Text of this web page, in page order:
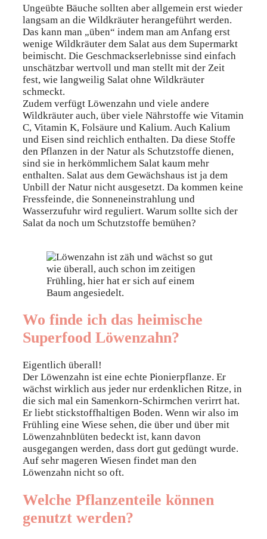
Ungeübte Bäuche sollten aber allgemein erst wieder
langsam an die Wildkräuter herangeführt werden.
Das kann man „üben“ indem man am Anfang erst
wenige Wildkräuter dem Salat aus dem Supermarkt
beimischt. Die Geschmackserlebnisse sind einfach
unschätzbar wertvoll und man stellt mit der Zeit
fest, wie langweilig Salat ohne Wildkräuter
schmeckt.
Zudem verfügt Löwenzahn und viele andere
Wildkräuter auch, über viele Nährstoffe wie Vitamin
C, Vitamin K, Folsäure und Kalium. Auch Kalium
und Eisen sind reichlich enthalten. Da diese Stoffe
den Pflanzen in der Natur als Schutzstoffe dienen,
sind sie in herkömmlichem Salat kaum mehr
enthalten. Salat aus dem Gewächshaus ist ja dem
Unbill der Natur nicht ausgesetzt. Da kommen keine
Fressfeinde, die Sonneneinstrahlung und
Wasserzufuhr wird reguliert. Warum sollte sich der
Salat da noch um Schutzstoffe bemühen?
Wo finde ich das heimische
Superfood Löwenzahn?
Eigentlich überall!
Der Löwenzahn ist eine echte Pionierpflanze. Er
wächst wirklich aus jeder nur erdenklichen Ritze, in
die sich mal ein Samenkorn-Schirmchen verirrt hat.
Er liebt stickstoffhaltigen Boden. Wenn wir also im
Frühling eine Wiese sehen, die über und über mit
Löwenzahnblüten bedeckt ist, kann davon
ausgegangen werden, dass dort gut gedüngt wurde.
Auf sehr mageren Wiesen findet man den
Löwenzahn nicht so oft.
Welche Pflanzenteile können
genutzt werden?